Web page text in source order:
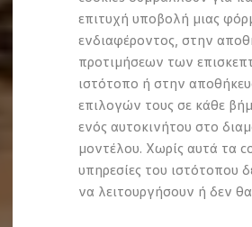
επιτυχή υποβολή μιας
ενδιαφέροντος, στην
προτιμήσεων των
ιστότοπο ή στην
επιλογών τους σε κάθε
ενός αυτοκινήτου στο
μοντέλου. Χωρίς αυτά τα
υπηρεσίες του ιστότοπου
να λειτουργήσουν ή δεν
ID. Charger
Ενημέρωση ID.
Πλατφόρμα MEB
Μύθοι & Αλήθειες για
Πού μπορώ να
Πόσο μακριά μπορώ
Πώς μπορώ να
Πώς μπορώ να
Η αντλία θερμότητας
Η λειτουργία
Το σύστημα πέδησης
Διαθέσιμα νέα και
Διαθέσιμα νέα αυτοκίνητα